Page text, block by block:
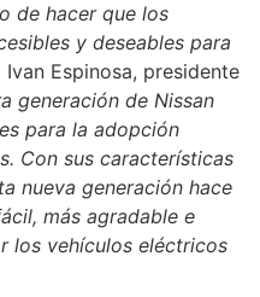
de hacer que los
y deseables para
Ivan Espinosa, presidente
generación de Nissan
para la adopción
Con sus características
nueva generación hace
más agradable e
los vehículos eléctricos